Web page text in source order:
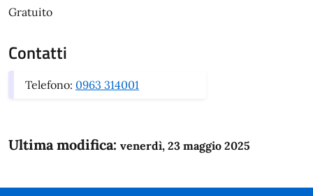
Gratuito
Contatti
Telefono: 0963 314001
Ultima modifica: venerdì, 23 maggio 2025